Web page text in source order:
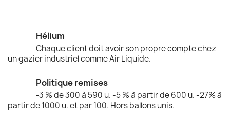
Hélium
Chaque client doit avoir son propre compte chez
un gazier industriel comme Air Liquide.
Politique remises
-3 % de 300 à 590 u. -5 % à partir de 600 u. -27% à
partir de 1000 u. et par 100. Hors ballons unis.